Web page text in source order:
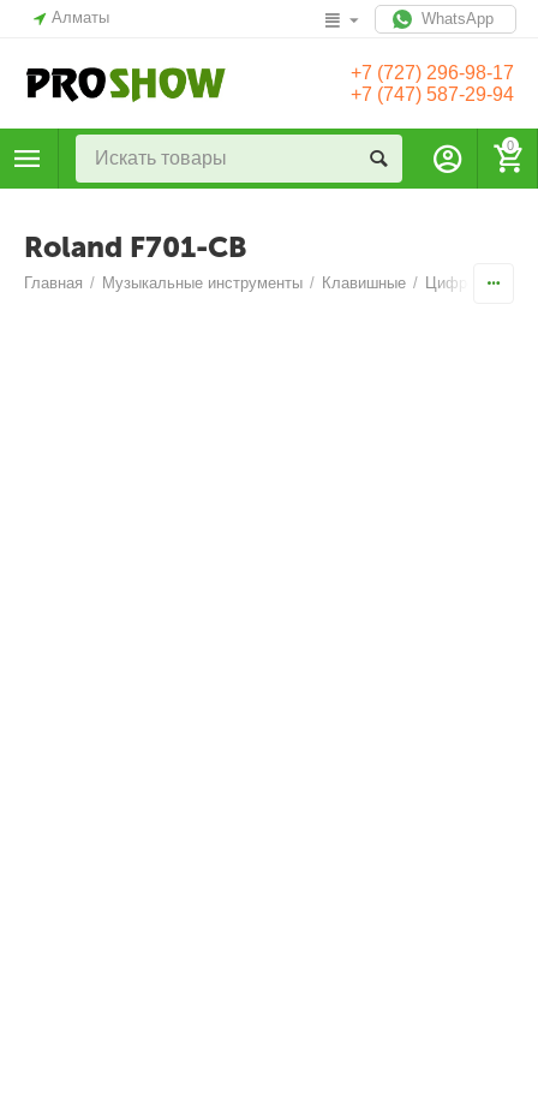
Алматы WhatsApp
+7 (727) 296-98-17
+7 (747) 587-29-94
0
Roland F701-CB
Главная / Музыкальные инструменты / Клавишные / Цифровые